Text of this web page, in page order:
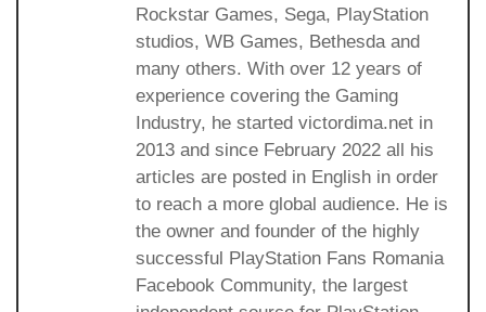
Rockstar Games, Sega, PlayStation
studios, WB Games, Bethesda and
many others. With over 12 years of
experience covering the Gaming
Industry, he started victordima.net in
2013 and since February 2022 all his
articles are posted in English in order
to reach a more global audience. He is
the owner and founder of the highly
successful PlayStation Fans Romania
Facebook Community, the largest